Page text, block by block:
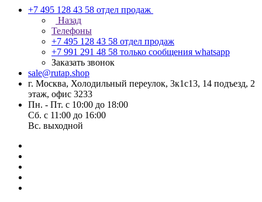
+7 495 128 43 58 отдел продаж
Назад
Телефоны
+7 495 128 43 58 отдел продаж
+7 991 291 48 58 только сообщения whatsapp
Заказать звонок
sale@rutap.shop
г. Москва, Холодильный переулок, 3к1с13, 14 подъезд, 2
этаж, офис 3233
Пн. - Пт. с 10:00 до 18:00
Сб. с 11:00 до 16:00
Вс. выходной